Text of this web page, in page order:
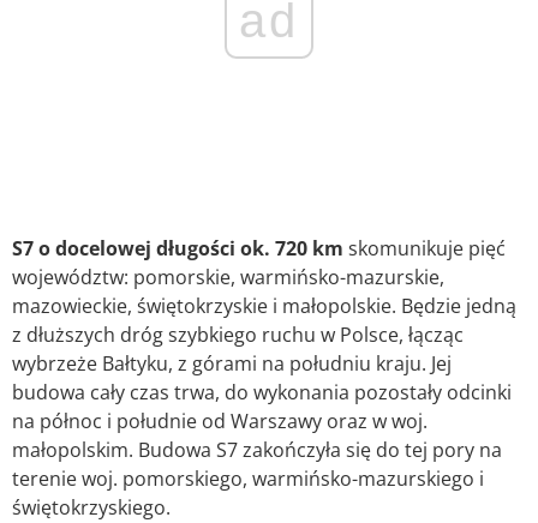
ad
S7 o docelowej długości ok. 720 km skomunikuje pięć
województw: pomorskie, warmińsko-mazurskie,
mazowieckie, świętokrzyskie i małopolskie. Będzie jedną
z dłuższych dróg szybkiego ruchu w Polsce, łącząc
wybrzeże Bałtyku, z górami na południu kraju. Jej
budowa cały czas trwa, do wykonania pozostały odcinki
na północ i południe od Warszawy oraz w woj.
małopolskim. Budowa S7 zakończyła się do tej pory na
terenie woj. pomorskiego, warmińsko-mazurskiego i
świętokrzyskiego.